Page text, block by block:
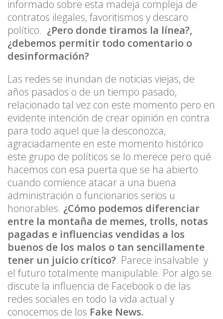
informado sobre esta madeja compleja de
contratos ilegales, favoritismos y descaro
político. ¿Pero donde tiramos la línea?,
¿debemos permitir todo comentario o
desinformación?
Las redes se inundan de noticias viejas, de
años pasados o de un tiempo pasado,
relacionado tal vez con este momento pero en
evidente intención de crear opinión en contra
para todo aquel que la desconozca,
agraciadamente en este momento histórico
este grupo de políticos se lo merece pero qué
hacemos con esa puerta que se ha abierto
cuando comience atacar a una buena
administración o funcionarios serios u
honorables. ¿Cómo podemos diferenciar
entre la montaña de memes, trolls, notas
pagadas e influencias vendidas a los
buenos de los malos o tan sencillamente
tener un juicio crítico?. Parece insalvable y
el futuro totalmente manipulable. Por algo se
discute la influencia de Facebook o de las
redes sociales en todo la vida actual y
conocemos de los Fake News.